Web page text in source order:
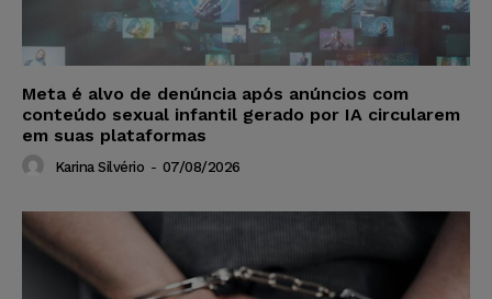
Meta é alvo de denúncia após anúncios com
conteúdo sexual infantil gerado por IA circularem
em suas plataformas
Karina Silvério - 07/08/2026